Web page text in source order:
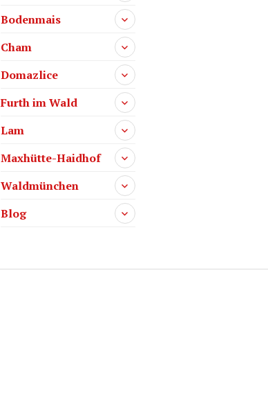
Bodenmais
Cham
Domazlice
Furth im Wald
Lam
Maxhütte-Haidhof
Waldmünchen
Blog